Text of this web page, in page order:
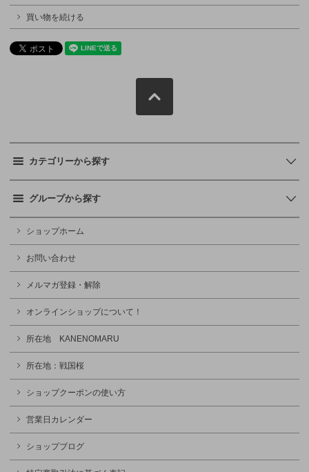
買い物を続ける
カテゴリーから探す
グループから探す
ショップホーム
お問い合わせ
メルマガ登録・解除
オンラインショップについて！
所在地 KANENOMARU
所在地：戦国桜
ショップクーポンの使い方
営業日カレンダー
ショップブログ